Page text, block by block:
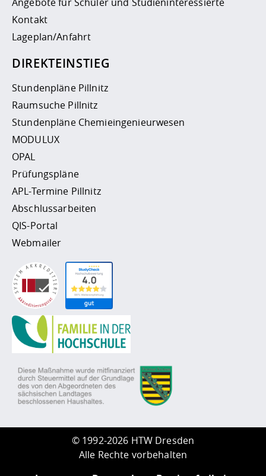
Kontakt
Lageplan/Anfahrt
DIREKTEINSTIEG
Stundenpläne Pillnitz
Raumsuche Pillnitz
Stundenpläne Chemieingenieurwesen
MODULUX
OPAL
Prüfungspläne
APL-Termine Pillnitz
Abschlussarbeiten
QIS-Portal
Webmailer
© 1992-2026 HTW Dresden
Alle Rechte vorbehalten